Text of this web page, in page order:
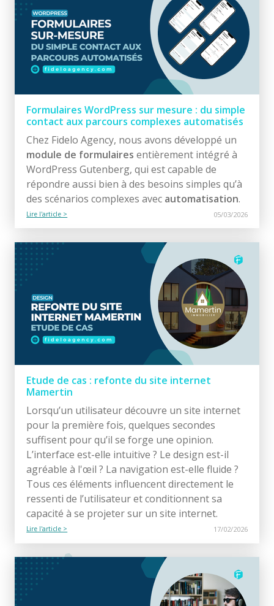
Formulaires WordPress sur mesure : du simple
contact aux parcours complexes automatisés
Chez Fidelo Agency, nous avons développé un
module de formulaires entièrement intégré à
WordPress Gutenberg, qui est capable de
répondre aussi bien à des besoins simples qu’à
des scénarios complexes avec automatisation.
Lire l'article > 05/03/2026
Etude de cas : refonte du site internet
Mamertin
Lorsqu’un utilisateur découvre un site internet
pour la première fois, quelques secondes
suffisent pour qu’il se forge une opinion.
L’interface est-elle intuitive ? Le design est-il
agréable à l'œil ? La navigation est-elle fluide ?
Tous ces éléments influencent directement le
ressenti de l’utilisateur et conditionnent sa
capacité à se projeter sur un site internet.
Lire l'article > 17/02/2026